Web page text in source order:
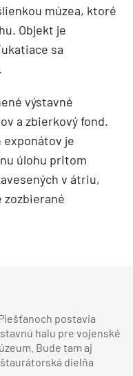
múzea, ktoré
Objekt je
sa
výstavné
a zbierkový fond.
exponátov je
úlohu pritom
v átriu,
postavia
halu pre vojenské
Bude tam aj
dielňa